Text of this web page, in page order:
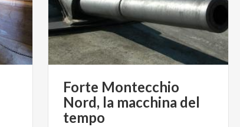
Forte Montecchio
Nord, la macchina del
tempo